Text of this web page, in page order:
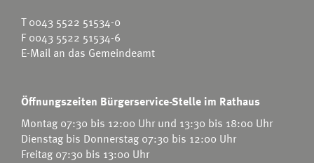
T0043 5522 51534-0
F 0043 5522 51534-6
E-Mail an das Gemeindeamt
Öffnungszeiten Bürgerservice-Stelle im Rathaus
Montag 07:30 bis 12:00 Uhr und 13:30 bis 18:00 Uhr
Dienstag bis Donnerstag 07:30 bis 12:00 Uhr
Freitag 07:30 bis 13:00 Uhr